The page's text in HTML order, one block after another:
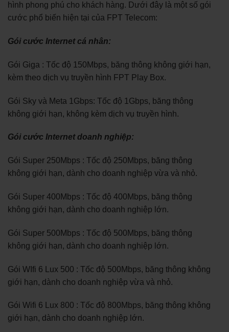
hình phong phú cho khách hàng. Dưới đây là một số gói
cước phổ biến hiện tại của FPT Telecom:
Gói cước Internet cá nhân:
Gói Giga : Tốc độ 150Mbps, băng thông không giới hạn,
kèm theo dịch vụ truyền hình FPT Play Box.
Gói Sky và Meta 1Gbps: Tốc độ 1Gbps, băng thông
không giới hạn, không kèm dịch vụ truyền hình.
Gói cước Internet doanh nghiệp:
Gói Super 250Mbps : Tốc độ 250Mbps, băng thông
không giới hạn, dành cho doanh nghiệp vừa và nhỏ.
Gói Super 400Mbps : Tốc độ 400Mbps, băng thông
không giới hạn, dành cho doanh nghiệp lớn.
Gói Super 500Mbps : Tốc độ 500Mbps, băng thông
không giới hạn, dành cho doanh nghiệp lớn.
Gói WIfi 6 Lux 500 : Tốc độ 500Mbps, băng thông không
giới hạn, dành cho doanh nghiệp vừa và nhỏ.
Gói Wifi 6 Lux 800 : Tốc độ 800Mbps, băng thông không
giới hạn, dành cho doanh nghiệp lớn.